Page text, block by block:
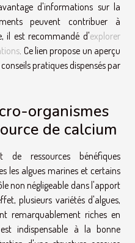
d'informations sur la
peuvent contribuer à
il est recommandé d'explorer
. Ce lien propose un aperçu
pratiques dispensés par
organismes
de calcium
ressources bénéfiques
les algues marines et certains
non négligeable dans l'apport
plusieurs variétés d'algues,
remarquablement riches en
indispensable à la bonne